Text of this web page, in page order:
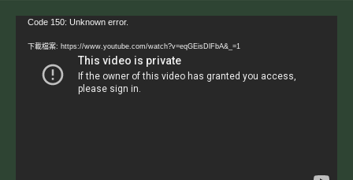
Code 150: Unknown error.
下載檔案: https://www.youtube.com/watch?v=eqGEisDlFbA&_=1